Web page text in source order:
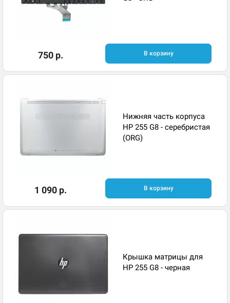
750 р. В корзину
Нижняя часть корпуса
HP 255 G8 - серебристая
(ORG)
1 090 р. В корзину
Крышка матрицы для
HP 255 G8 - черная